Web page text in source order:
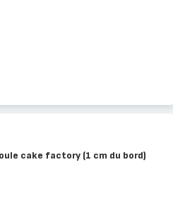
cake factory (1 cm du bord)